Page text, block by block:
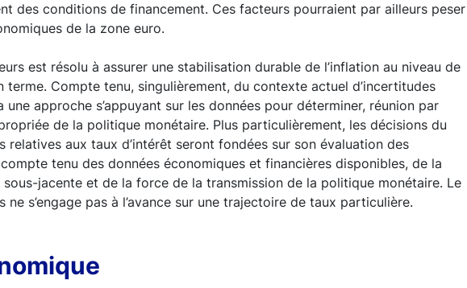
des conditions de financement. Ces facteurs pourraient par ailleurs peser
de la zone euro.
est résolu à assurer une stabilisation durable de l’inflation au niveau de
terme. Compte tenu, singulièrement, du contexte actuel d’incertitudes
approche s’appuyant sur les données pour déterminer, réunion par
de la politique monétaire. Plus particulièrement, les décisions du
relatives aux taux d’intérêt seront fondées sur son évaluation des
tenu des données économiques et financières disponibles, de la
sous-jacente et de la force de la transmission de la politique monétaire. Le
ne s’engage pas à l’avance sur une trajectoire de taux particulière.